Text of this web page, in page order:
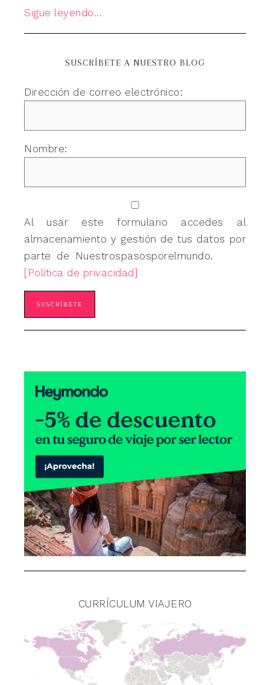
Sigue leyendo...
SUSCRÍBETE A NUESTRO BLOG
Dirección de correo electrónico:
Nombre:
Al usar este formulario accedes al
almacenamiento y gestión de tus datos por
parte de Nuestrospasosporelmundo.
[Política de privacidad]
CURRÍCULUM VIAJERO